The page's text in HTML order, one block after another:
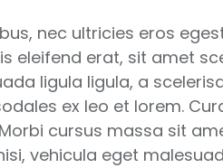
nec ultricies eros
eleifend erat, sit amet
ligula ligula, a
ex leo et lorem.
cursus massa sit
vehicula eget